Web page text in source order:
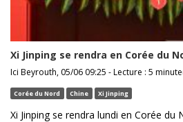
Xi Jinping se rendra en Corée du
Ici Beyrouth, 05/06 09:25 - Lecture : 5
Corée du Nord Chine Xi Jinping
Xi Jinping se rendra lundi en Corée du